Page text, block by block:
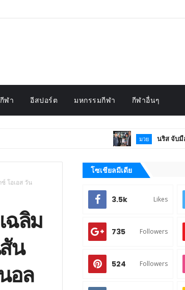
ฬา อีสปอร์ต มหกรรมกีฬา กีฬาอื่นๆ
นริส จับมือกับ การกีฬาฟิ
โอเอส วัน
ฉลิม
น
อล
โซเชียลมีเดีย
3.5k Likes
735 Followers
524 Followers